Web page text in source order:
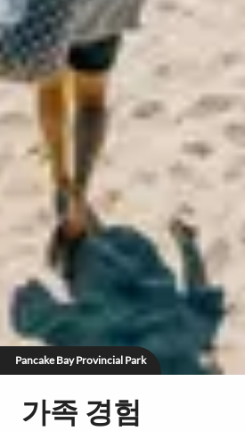
Pancake Bay Provincial Park
가족 경험